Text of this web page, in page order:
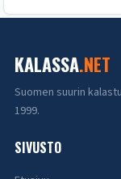
KALASSA.NET
Suomen suurin
1999.
SIVUSTO